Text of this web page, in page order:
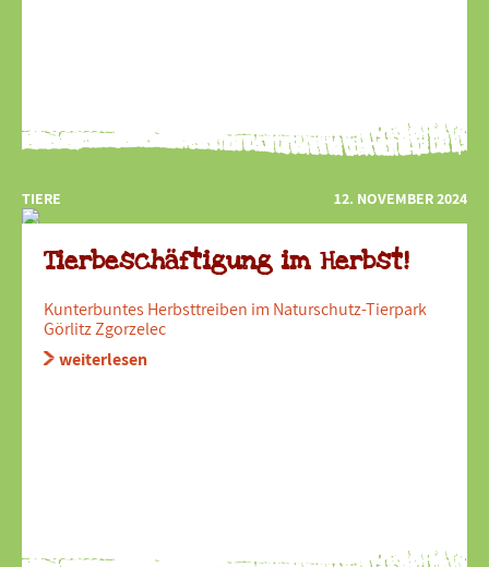
TIERE 12. NOVEMBER 2024
Tierbeschäftigung im Herbst!
Kunterbuntes Herbsttreiben im Naturschutz-Tierpark
Görlitz Zgorzelec
weiterlesen